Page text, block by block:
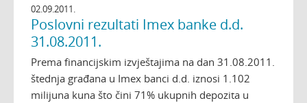
02.09.2011.
Poslovni rezultati Imex banke d.d.
31.08.2011.
Prema financijskim izvještajima na dan 31.08.2011.
štednja građana u Imex banci d.d. iznosi 1.102
milijuna kuna što čini 71% ukupnih depozita u